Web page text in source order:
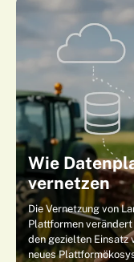
Wie
vernetzen
Die Vernetzung von
Plattformen
den gezielten Einsatz
neues